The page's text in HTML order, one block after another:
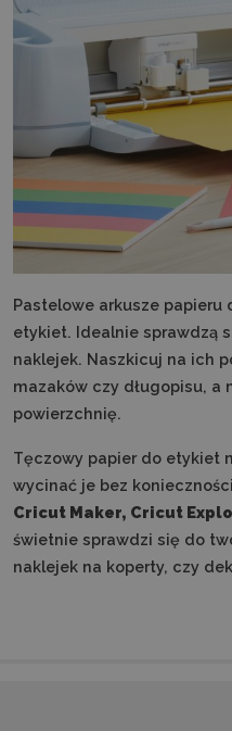
Pastelowe arkusze
etykiet. Idealnie sprawdzą
naklejek. Naszkicuj na ich
mazaków czy długopisu, a
powierzchnię.
Tęczowy papier do etykiet
wycinać je bez
Cricut Maker, Cricut
świetnie sprawdzi się do
naklejek na koperty, czy